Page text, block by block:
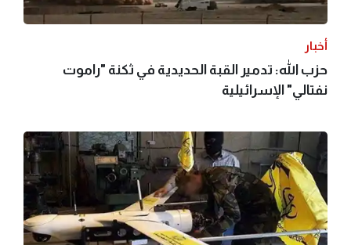
أخبار
حزب الله: تدمير القبة الحديدية في ثكنة "راموت
نفتالي" الإسرائيلية